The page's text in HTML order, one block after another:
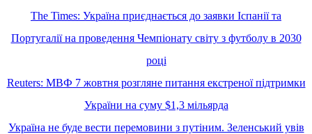
The Times: Україна приєднається до заявки Іспанії та
Португалії на проведення Чемпіонату світу з футболу в 2030
році
Reuters: МВФ 7 жовтня розгляне питання екстреної підтримки
України на суму $1,3 мільярда
Україна не буде вести перемовини з путіним. Зеленський увів